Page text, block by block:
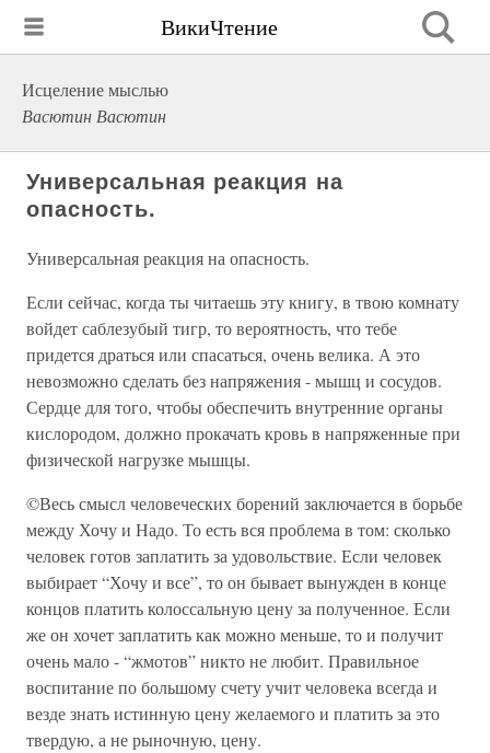
ВикиЧтение
Исцеление мыслью
Васютин Васютин
Универсальная реакция на
опасность.
Универсальная реакция на опасность.
Если сейчас, когда ты читаешь эту книгу, в твою комнату
войдет саблезубый тигр, то вероятность, что тебе
придется драться или спасаться, очень велика. А это
невозможно сделать без напряжения - мышц и сосудов.
Сердце для того, чтобы обеспечить внутренние органы
кислородом, должно прокачать кровь в напряженные при
физической нагрузке мышцы.
©Весь смысл человеческих борений заключается в борьбе
между Хочу и Надо. То есть вся проблема в том: сколько
человек готов заплатить за удовольствие. Если человек
выбирает “Хочу и все”, то он бывает вынужден в конце
концов платить колоссальную цену за полученное. Если
же он хочет заплатить как можно меньше, то и получит
очень мало - “жмотов” никто не любит. Правильное
воспитание по большому счету учит человека всегда и
везде знать истинную цену желаемого и платить за это
твердую, а не рыночную, цену.